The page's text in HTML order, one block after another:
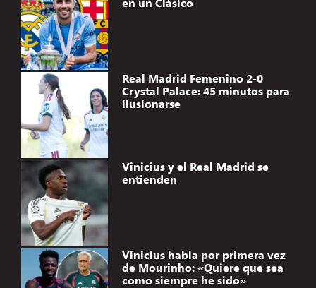
Real Madrid Femenino 2-0
Crystal Palace: 45 minutos para
ilusionarse
Vinicius y el Real Madrid se
entienden
Vinicius habla por primera vez
de Mourinho: «Quiere que sea
como siempre he sido»